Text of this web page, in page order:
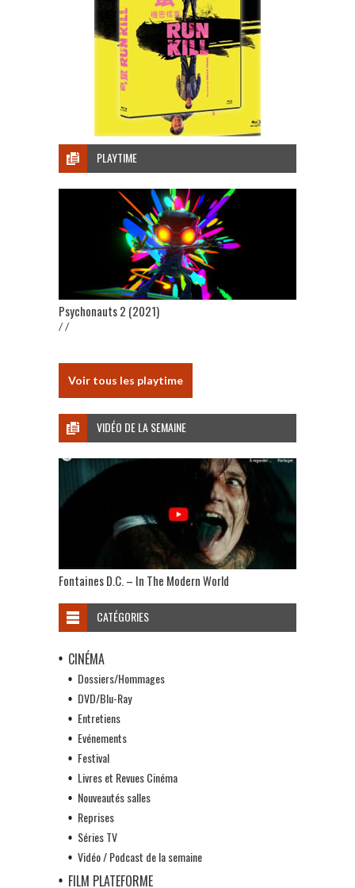
PLAYTIME
Psychonauts 2 (2021)
/ /
Voir tous les playtime
VIDÉO DE LA SEMAINE
Fontaines D.C. – In The Modern World
CATÉGORIES
CINÉMA
Dossiers/Hommages
DVD/Blu-Ray
Entretiens
Evénements
Festival
Livres et Revues Cinéma
Nouveautés salles
Reprises
Séries TV
Vidéo / Podcast de la semaine
FILM PLATEFORME